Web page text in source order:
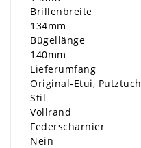
Brillenbreite
134mm
Bügellänge
140mm
Lieferumfang
Original-Etui, Putztuch
Stil
Vollrand
Federscharnier
Nein